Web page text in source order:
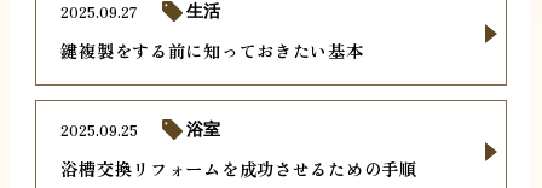
鍵複製をする前に知っておきたい基本
2025.09.27 生活
浴槽交換リフォームを成功させるための手順
2025.09.25 浴室